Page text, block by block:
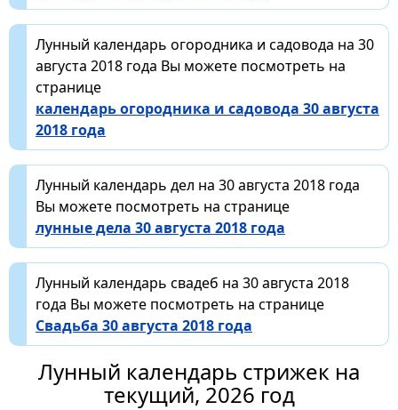
Лунный календарь огородника и садовода на 30
августа 2018 года Вы можете посмотреть на
странице
календарь огородника и садовода 30 августа
2018 года
Лунный календарь дел на 30 августа 2018 года
Вы можете посмотреть на странице
лунные дела 30 августа 2018 года
Лунный календарь свадеб на 30 августа 2018
года Вы можете посмотреть на странице
Свадьба 30 августа 2018 года
Лунный календарь стрижек на
текущий, 2026 год